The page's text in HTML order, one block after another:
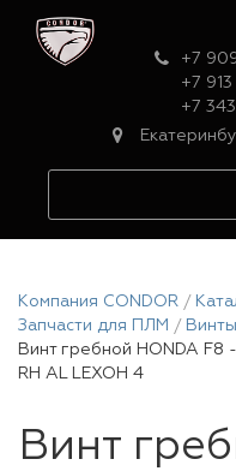
+7
+7
+7
Компания CONDOR
Запчасти для ПЛМ
Винты
Винт гребной HONDA F8
RH AL LEXOH 4
Винт